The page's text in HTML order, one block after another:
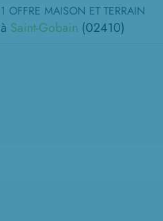
1 OFFRE MAISON ET TERRAIN
à Saint-Gobain (02410)